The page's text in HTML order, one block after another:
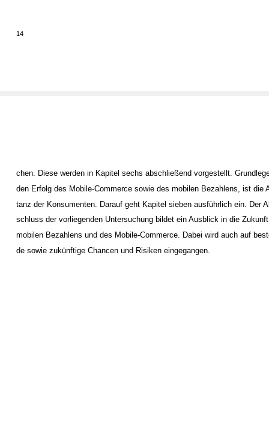
14
chen. Diese werden in Kapitel sechs abschließend vorgestellt.
den Erfolg des Mobile-Commerce sowie des mobilen Bezahlens, ist die
tanz der Konsumenten. Darauf geht Kapitel sieben ausführlich ein. Der
schluss der vorliegenden Untersuchung bildet ein Ausblick in die
mobilen Bezahlens und des Mobile-Commerce. Dabei wird auch auf
de sowie zukünftige Chancen und Risiken eingegangen.